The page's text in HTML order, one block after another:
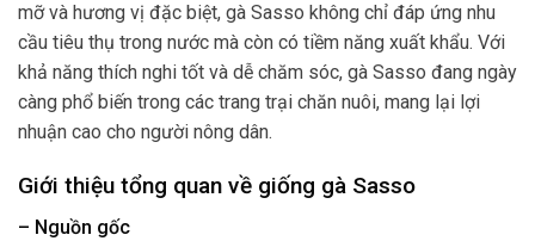
mỡ và hương vị đặc biệt, gà Sasso không chỉ đáp ứng nhu
cầu tiêu thụ trong nước mà còn có tiềm năng xuất khẩu. Với
khả năng thích nghi tốt và dễ chăm sóc, gà Sasso đang ngày
càng phổ biến trong các trang trại chăn nuôi, mang lại lợi
nhuận cao cho người nông dân.
Giới thiệu tổng quan về giống gà Sasso
– Nguồn gốc